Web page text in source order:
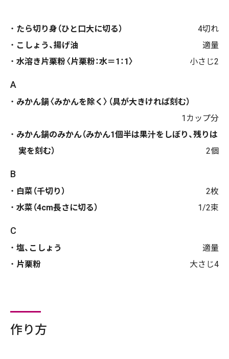
たら切り身（ひと口大に切る）
4切れ
こしょう、揚げ油
適量
水溶き片栗粉〈片栗粉：水＝1：1〉
小さじ2
A
みかん鍋〈みかんを除く〉（具が大きければ刻む）
1カップ分
みかん鍋のみかん（みかん1個半は果汁をしぼり、残りは
実を刻む）
2個
B
白菜（千切り）
2枚
水菜（4cm長さに切る）
1/2束
C
塩、こしょう
適量
片栗粉
大さじ4
作り方